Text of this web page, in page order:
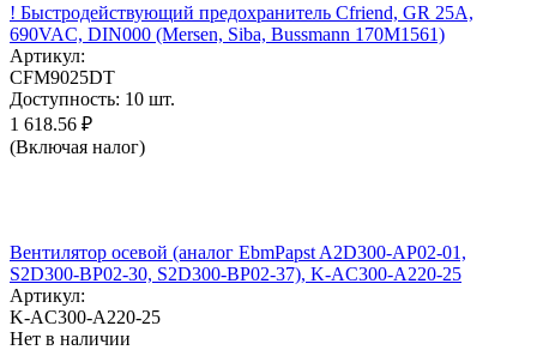
! Быстродействующий предохранитель Cfriend, GR 25А,
690VAC, DIN000 (Mersen, Siba, Bussmann 170M1561)
Артикул:
CFM9025DT
Доступность: 10 шт.
1 618.56 ₽
(Включая налог)
Вентилятор осевой (аналог EbmPapst A2D300-AP02-01,
S2D300-BP02-30, S2D300-BP02-37), K-AC300-A220-25
Артикул:
K-AC300-A220-25
Нет в наличии